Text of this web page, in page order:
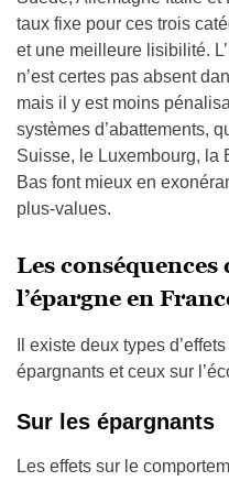
taux fixe pour ces trois
et une meilleure lisibilité.
n’est certes pas absent
mais il y est moins
systèmes d’abattements,
Suisse, le Luxembourg, la
Bas font mieux en
plus-values.
Les
l’épargne en
Il existe deux types
épargnants et ceux sur
Sur les épargnants
Les effets sur le